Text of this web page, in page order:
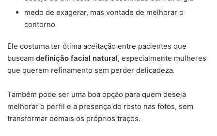
medo de exagerar, mas vontade de melhorar o
contorno
Ele costuma ter ótima aceitação entre pacientes que
buscam definição facial natural, especialmente mulheres
que querem refinamento sem perder delicadeza.
Também pode ser uma boa opção para quem deseja
melhorar o perfil e a presença do rosto nas fotos, sem
transformar demais os próprios traços.